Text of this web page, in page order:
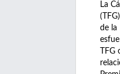
La
de la